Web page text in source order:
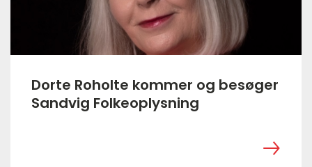
Dorte Roholte kommer og besøger
Sandvig Folkeoplysning